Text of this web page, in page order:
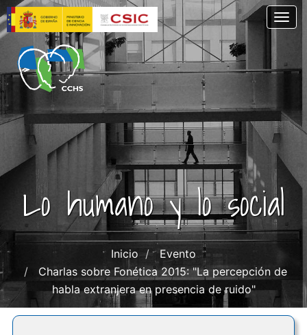
Pasar
al
contenido
principal
Lo humano y lo social
Inicio
Evento
Charlas sobre Fonética 2015: "La percepción de
habla extranjera en presencia de ruido"